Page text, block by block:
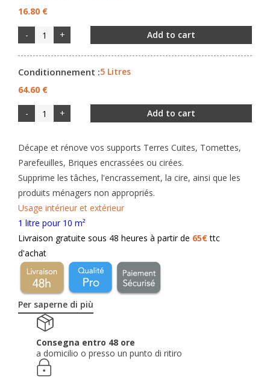
16.80 €
- + Add to cart
Conditionnement :5 Litres
64.60 €
- + Add to cart
Décape et rénove vos supports Terres Cuites, Tomettes,
Parefeuilles, Briques encrassées ou cirées.
Supprime les tâches, l'encrassement, la cire, ainsi que les
produits ménagers non appropriés.
Usage intérieur et extérieur
1 litre pour 10 m²
Livraison gratuite sous 48 heures à partir de 65€ ttc
d'achat
Per saperne di più
Consegna entro 48 ore
a domicilio o presso un punto di ritiro